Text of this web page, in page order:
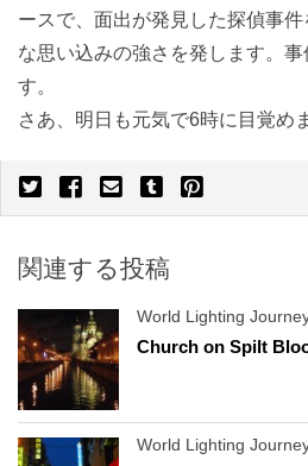
ースで、面出が発見した探偵事
な思い込みの強さを発します。
す。
さあ、明日も元気で6時に目覚め
関連する投稿
World Lighting
Church on Spilt
World Lighting